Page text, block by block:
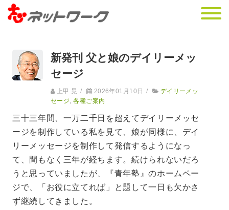
新発刊 父と娘のデイリーメッ
セージ
上甲 晃 / 2026年01月10日 /
デイリーメッ
セージ
,各種ご案内
三十三年間、一万二千日を超えてデイリーメッセ
ージを制作している私を見て、娘が同様に、デイ
リーメッセージを制作して発信するようになっ
て、間もなく三年が経ちます。続けられないだろ
うと思っていましたが、『青年塾』のホームペー
ジで、「お役に立てれば」と題して一日も欠かさ
ず継続してきました。